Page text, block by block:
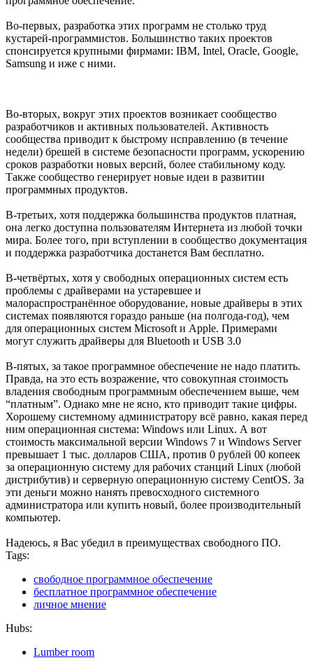
Во-первых, разработка этих программ не столько труд
кустарей-программистов. Большинство таких проектов
спонсируется крупными фирмами: IBM, Intel, Oracle, Google,
Samsung и иже с ними.
Во-вторых, вокруг этих проектов возникает сообщество
разработчиков и активных пользователей. Активность
сообщества приводит к быстрому исправлению (в течение
недели) брешей в системе безопасности программ, ускорению
сроков разработки новых версий, более стабильному коду.
Также сообщество генерирует новые идеи в развитии
программных продуктов.
В-третьих, хотя поддержка большинства продуктов платная,
она легко доступна пользователям Интернета из любой точки
мира. Более того, при вступлении в сообщество документация
и поддержка разработчика достанется Вам бесплатно.
В-четвёртых, хотя у свободных операционных систем есть
проблемы с драйверами на устаревшее и
малораспространённое оборудование, новые драйверы в этих
системах появляются гораздо раньше (на полгода-год), чем
для операционных систем Microsoft и Apple. Примерами
могут служить драйверы для Bluetooth и USB 3.0
В-пятых, за такое программное обеспечение не надо платить.
Правда, на это есть возражение, что совокупная стоимость
владения свободным программным обеспечением выше, чем
“платным”. Однако мне не ясно, кто приводит такие цифры.
Хорошему системному администратору всё равно, какая перед
ним операционная система: Windows или Linux. А вот
стоимость максимальной версии Windows 7 и Windows Server
превышает 1 тыс. долларов США, против 0 рублей 00 копеек
за операционную систему для рабочих станций Linux (любой
дистрибутив) и серверную операционную систему CentOS. За
эти деньги можно нанять превосходного системного
администратора или купить новый, более производительный
компьютер.
Надеюсь, я Вас убедил в преимуществах свободного ПО.
Tags:
свободное программное обеспечение
бесплатное программное обеспечение
личное мнение
Hubs:
Lumber room